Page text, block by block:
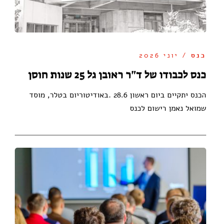
כנס / יוני 2026
כנס לכבודו של ד"ר ראובן גל 25 שנות חוסן
הכנס יתקיים ביום ראשון 28.6 .באודיטוריום בטלר, מוסד
שמואל נאמן רישום לכנס